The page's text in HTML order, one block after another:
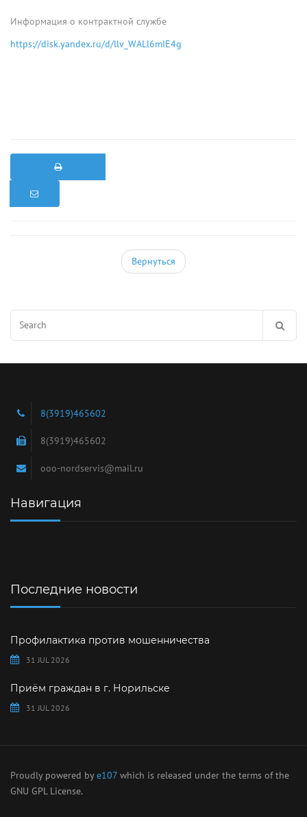
Информация о контрактной службе
https://disk.yandex.ru/d/llv_WALl6mIE4g
Вернуться
8(3919)465602
8(3919)465602
ooo-nordservis@mail.ru
Навигация
Последние новости
Профилактика против мошенничества
31 JUL 2026
Приём граждан в г. Норильске
31 JUL 2026
Proudly powered bye107 which is released under the terms of the
GNU GPL License.